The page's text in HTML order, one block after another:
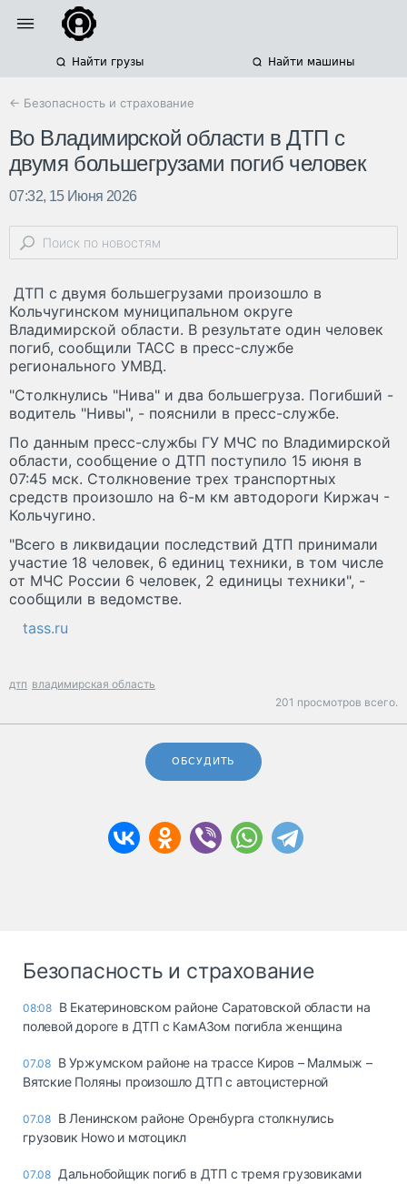
Найти грузы Найти машины
← Безопасность и страхование
Во Владимирской области в ДТП с
двумя большегрузами погиб человек
07:32, 15 Июня 2026
ДТП с двумя большегрузами произошло в
Кольчугинском муниципальном округе
Владимирской области. В результате один человек
погиб, сообщили ТАСС в пресс-службе
регионального УМВД.
"Столкнулись "Нива" и два большегруза. Погибший -
водитель "Нивы", - пояснили в пресс-службе.
По данным пресс-службы ГУ МЧС по Владимирской
области, сообщение о ДТП поступило 15 июня в
07:45 мск. Столкновение трех транспортных
средств произошло на 6-м км автодороги Киржач -
Кольчугино.
"Всего в ликвидации последствий ДТП принимали
участие 18 человек, 6 единиц техники, в том числе
от МЧС России 6 человек, 2 единицы техники", -
сообщили в ведомстве.
tass.ru
дтп владимирская область
201 просмотров всего.
ОБСУДИТЬ
Безопасность и страхование
08:08 В Екатериновском районе Саратовской области на
полевой дороге в ДТП с КамАЗом погибла женщина
07.08 В Уржумском районе на трассе Киров – Малмыж –
Вятские Поляны произошло ДТП с автоцистерной
07.08 В Ленинском районе Оренбурга столкнулись
грузовик Howo и мотоцикл
07.08 Дальнобойщик погиб в ДТП с тремя грузовиками